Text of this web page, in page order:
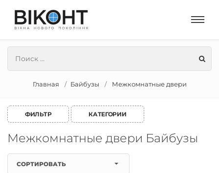
Главная Байбузы Межкомнатные двери
ФИЛЬТР КАТЕГОРИИ
Межкомнатные двери Байбузы
СОРТИРОВАТЬ